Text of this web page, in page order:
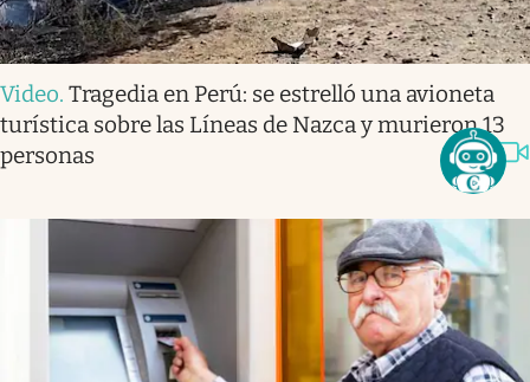
Video. Tragedia en Perú: se estrelló una avioneta
turística sobre las Líneas de Nazca y murieron 13
personas